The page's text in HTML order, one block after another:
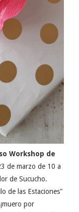
Workshop de
de marzo de 10 a
de Sucucho.
de las Estaciones"
por